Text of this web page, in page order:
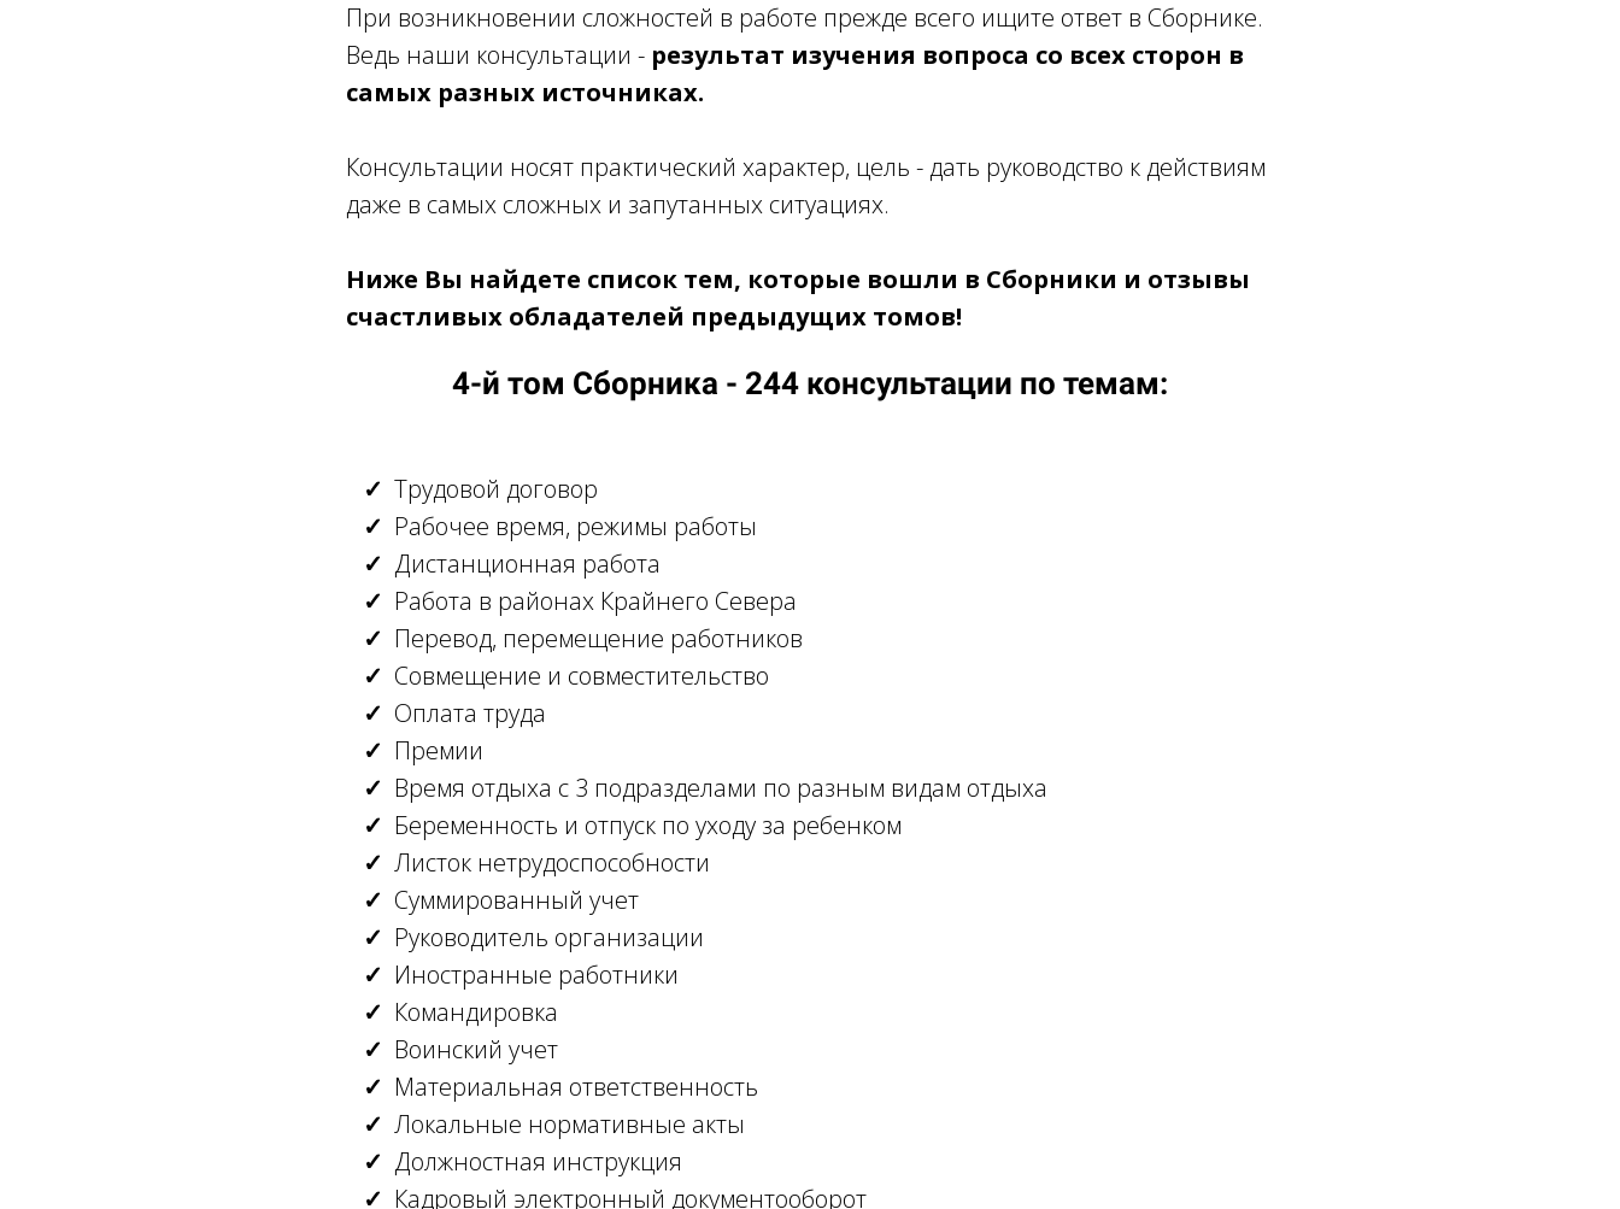
При возникновении сложностей в работе прежде всего ищите ответ в Сборнике.
Ведь наши консультации - результат изучения вопроса со всех сторон в
самых разных источниках.
Консультации носят практический характер, цель - дать руководство к действиям
даже в самых сложных и запутанных ситуациях.
Ниже Вы найдете список тем, которые вошли в Сборники и отзывы
счастливых обладателей предыдущих томов!
4-й том Сборника - 244 консультации по темам:
Трудовой договор
Рабочее время, режимы работы
Дистанционная работа
Работа в районах Крайнего Севера
Перевод, перемещение работников
Совмещение и совместительство
Оплата труда
Премии
Время отдыха с 3 подразделами по разным видам отдыха
Беременность и отпуск по уходу за ребенком
Листок нетрудоспособности
Суммированный учет
Руководитель организации
Иностранные работники
Командировка
Воинский учет
Материальная ответственность
Локальные нормативные акты
Должностная инструкция
Кадровый электронный документооборот